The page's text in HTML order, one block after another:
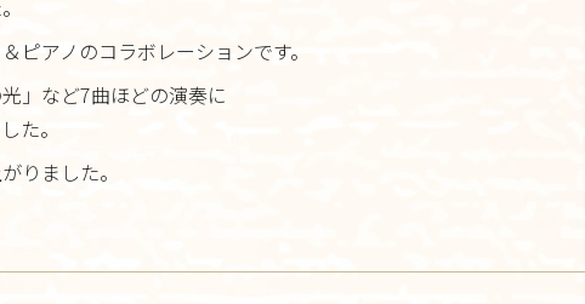
ピアノのコラボレーションです。
」など7曲ほどの演奏に
た。
りました。